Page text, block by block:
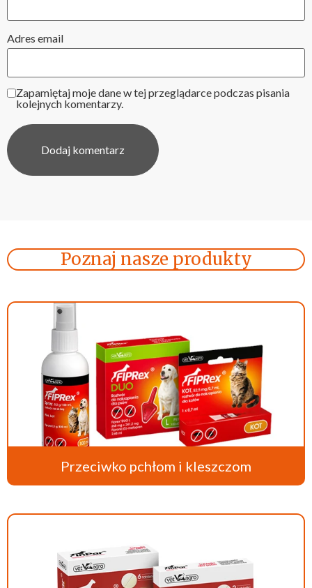
Adres email
Zapamiętaj moje dane w tej przeglądarce podczas pisania
kolejnych komentarzy.
Poznaj nasze produkty
Przeciwko pchłom i kleszczom